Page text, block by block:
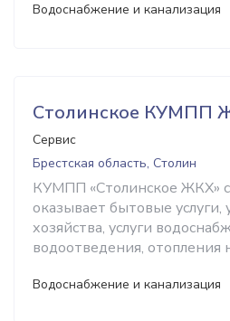
Водоснабжение и канализация
Столинское КУМПП
Сервис
Брестская область, Столин
КУМПП «Столинское ЖКХ»
оказывает бытовые услуги,
хозяйства, услуги
водоотведения, отопления
Водоснабжение и канализация